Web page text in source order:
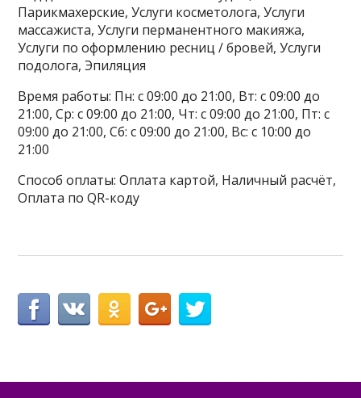
Парикмахерские, Услуги косметолога, Услуги
массажиста, Услуги перманентного макияжа,
Услуги по оформлению ресниц / бровей, Услуги
подолога, Эпиляция
Время работы: Пн: с 09:00 до 21:00, Вт: с 09:00 до
21:00, Ср: с 09:00 до 21:00, Чт: с 09:00 до 21:00, Пт: с
09:00 до 21:00, Сб: с 09:00 до 21:00, Вс: с 10:00 до
21:00
Способ оплаты: Оплата картой, Наличный расчёт,
Оплата по QR-коду